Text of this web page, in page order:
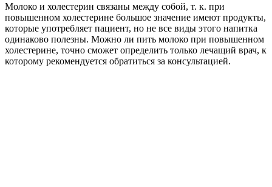
Молоко и холестерин связаны между собой, т. к. при
повышенном холестерине большое значение имеют продукты,
которые употребляет пациент, но не все виды этого напитка
одинаково полезны. Можно ли пить молоко при повышенном
холестерине, точно сможет определить только лечащий врач, к
которому рекомендуется обратиться за консультацией.